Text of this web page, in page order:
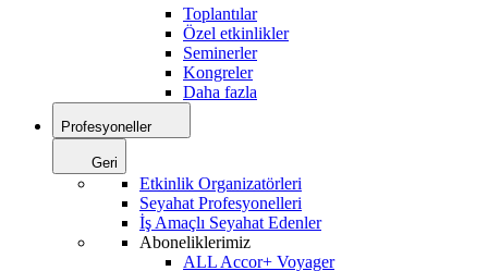
Toplantılar
Özel etkinlikler
Seminerler
Kongreler
Daha fazla
Profesyoneller
Geri
Etkinlik Organizatörleri
Seyahat Profesyonelleri
İş Amaçlı Seyahat Edenler
Aboneliklerimiz
ALL Accor+ Voyager